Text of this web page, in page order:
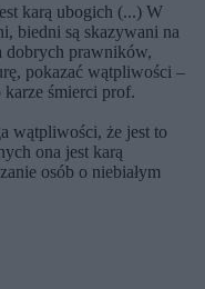
karą ubogich (...) W
biedni są skazywani na
dobrych prawników,
pokazać wątpliwości –
śmierci prof.
wątpliwości, że jest to
ona jest karą
osób o niebiałym